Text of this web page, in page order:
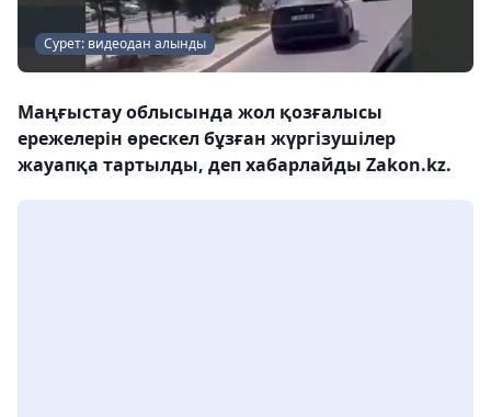
Сурет: видеодан алынды
Маңғыстау облысында жол қозғалысы
ережелерін өрескел бұзған жүргізушілер
жауапқа тартылды, деп хабарлайды Zakon.kz.